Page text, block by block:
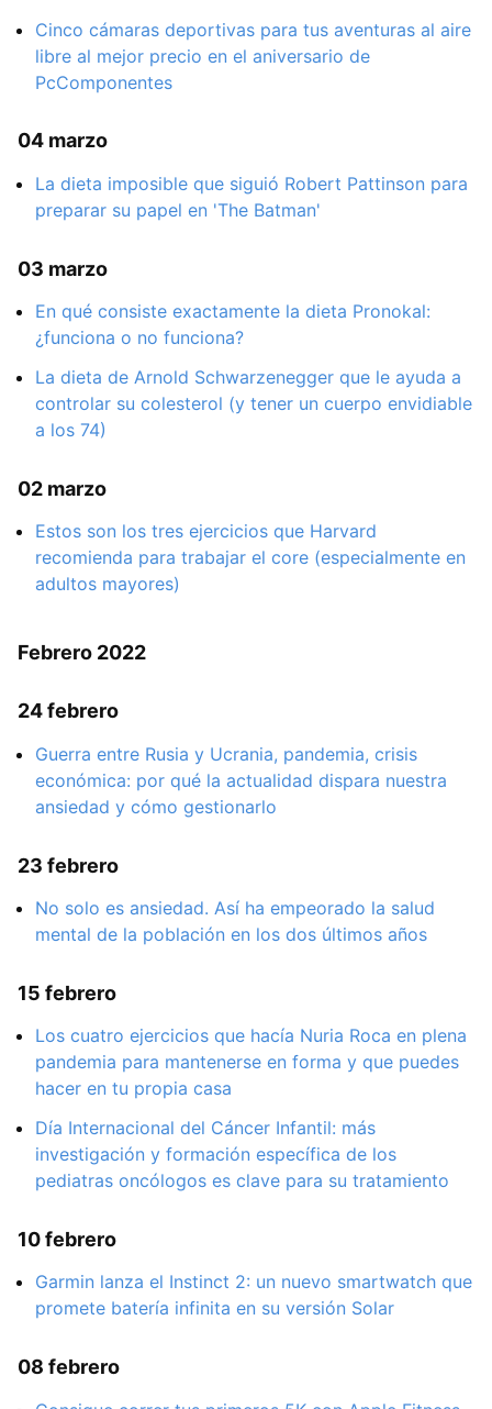
Cinco cámaras deportivas para tus aventuras al aire
libre al mejor precio en el aniversario de
PcComponentes
04 marzo
La dieta imposible que siguió Robert Pattinson para
preparar su papel en 'The Batman'
03 marzo
En qué consiste exactamente la dieta Pronokal:
¿funciona o no funciona?
La dieta de Arnold Schwarzenegger que le ayuda a
controlar su colesterol (y tener un cuerpo envidiable
a los 74)
02 marzo
Estos son los tres ejercicios que Harvard
recomienda para trabajar el core (especialmente en
adultos mayores)
Febrero 2022
24 febrero
Guerra entre Rusia y Ucrania, pandemia, crisis
económica: por qué la actualidad dispara nuestra
ansiedad y cómo gestionarlo
23 febrero
No solo es ansiedad. Así ha empeorado la salud
mental de la población en los dos últimos años
15 febrero
Los cuatro ejercicios que hacía Nuria Roca en plena
pandemia para mantenerse en forma y que puedes
hacer en tu propia casa
Día Internacional del Cáncer Infantil: más
investigación y formación específica de los
pediatras oncólogos es clave para su tratamiento
10 febrero
Garmin lanza el Instinct 2: un nuevo smartwatch que
promete batería infinita en su versión Solar
08 febrero